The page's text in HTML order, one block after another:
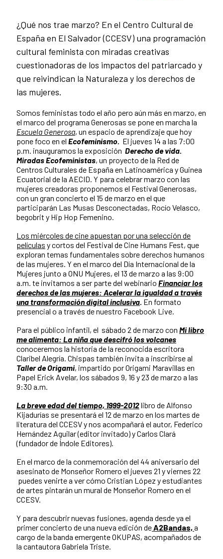
¿Qué nos trae marzo? En el Centro Cultural de
España en El Salvador (CCESV) una programación
cultural feminista con miradas creativas
cuestionadoras de los impactos del patriarcado y
que reivindican la Naturaleza y los derechos de
las mujeres.
Somos feministas todo el año pero aún más en marzo, en
el marco del programa Generosas se pone en marcha la
Escuela Generosa, un espacio de aprendizaje que hoy
pone foco en el Ecofeminismo. El jueves 14 a las 7:00
p.m. inauguramos la exposición Derecho de vida.
Miradas Ecofeministas, un proyecto de la Red de
Centros Culturales de España en Latinoamérica y Guinea
Ecuatorial de la AECID. Y para celebrar marzo con las
mujeres creadoras proponemos el Festival Generosas,
con un gran concierto el 15 de marzo en el que
participarán Las Musas Desconectadas, Rocío Velasco,
begobrit y Hip Hop Femenino.
Los miércoles de cine apuestan por una selección de
películas y cortos del Festival de Cine Humans Fest, que
exploran temas fundamentales sobre derechos humanos
de las mujeres. Y en el marco del Día Internacional de la
Mujeres junto a ONU Mujeres, el 13 de marzo a las 9:00
a.m. te invitamos a ser parte del webinario Financiar los
derechos de las mujeres: Acelerar la igualdad a través
una transformación digital inclusiva En formato
presencial o a través de nuestro Facebook Live.
Para el público infantil, el sábado 2 de marzo con Mi libro
me alimenta: La niña que descifró los volcanes
conoceremos la historia de la reconocida escritora
Claribel Alegría. Chispas también invita a inscribirse al
Taller de Origami, impartido por Origami Maravillas en
Papel Erick Avelar, los sábados 9, 16 y 23 de marzo a las
9:30 a.m.
La breve edad del tiempo, 1999-2012libro de Alfonso
Kijadurías se presentará el 12 de marzo en los martes de
literatura del CCESV y nos acompañará el autor, Federico
Hernández Aguilar (editor invitado) y Carlos Clará
(fundador de Índole Editores).
En el marco de la conmemoración del 44 aniversario del
asesinato de Monseñor Romero el jueves 21 y viernes 22
puedes venirte a ver cómo Cristian López y estudiantes
de artes pintarán un mural de Monseñor Romero en el
CCESV.
Y para descubrir nuevas fusiones, agenda desde ya el
primer concierto de una nueva edición de A2Bandas, a
cargo de la banda emergente OKUPAS, acompañados de
la cantautora Gabriela Triste.